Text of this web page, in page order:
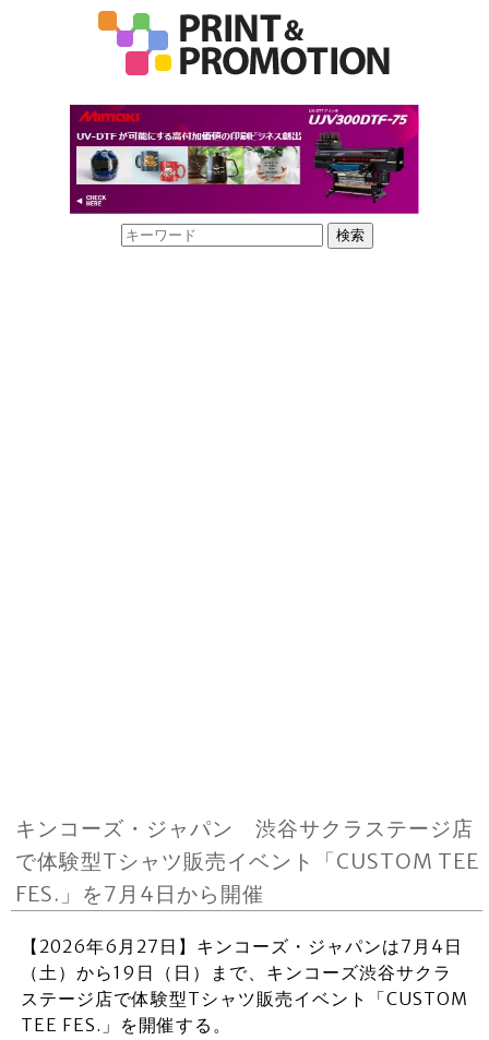
キンコーズ・ジャパン 渋谷サクラステージ店
で体験型Tシャツ販売イベント「CUSTOM TEE
FES.」を7月4日から開催
【2026年6月27日】キンコーズ・ジャパンは7月4日
（土）から19日（日）まで、キンコーズ渋谷サクラ
ステージ店で体験型Tシャツ販売イベント「CUSTOM
TEE FES.」を開催する。